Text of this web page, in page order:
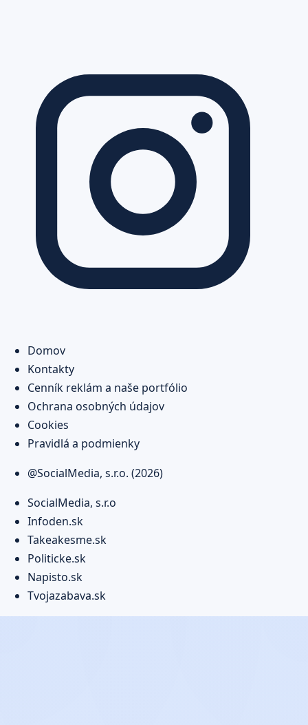
Domov
Kontakty
Cenník reklám a naše portfólio
Ochrana osobných údajov
Cookies
Pravidlá a podmienky
@SocialMedia, s.r.o. (2026)
SocialMedia, s.r.o
Infoden.sk
Takeakesme.sk
Politicke.sk
Napisto.sk
Tvojazabava.sk